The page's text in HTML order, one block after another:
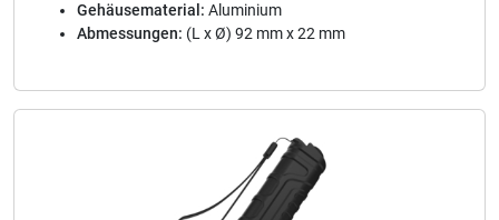
Gehäusematerial: Aluminium
Abmessungen: (L x Ø) 92 mm x 22 mm